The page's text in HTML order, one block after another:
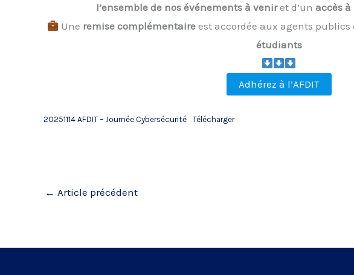
l’ensemble de nos événements à veniret d’un accès
Une remise complémentaire est accordée aux agents publics
étudiants
Adhérez à l’AFDIT
20251114 AFDIT – Journée Cybersécurité Télécharger
← Article précédent